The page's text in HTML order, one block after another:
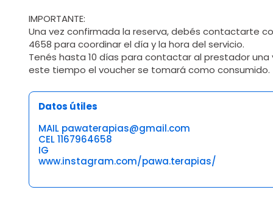
IMPORTANTE:
Una vez confirmada la reserva, debés contactarte
4658 para coordinar el día y la hora del servicio.
Tenés hasta 10 días para contactar al prestador
este tiempo el voucher se tomará como consumido.
Datos útiles
MAIL pawaterapias@gmail.com
CEL 1167964658
IG
www.instagram.com/pawa.terapias/